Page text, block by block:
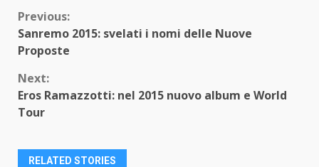
Continue
Reading
Previous:
Sanremo 2015: svelati i nomi delle Nuove
Proposte
Next:
Eros Ramazzotti: nel 2015 nuovo album e World
Tour
RELATED STORIES